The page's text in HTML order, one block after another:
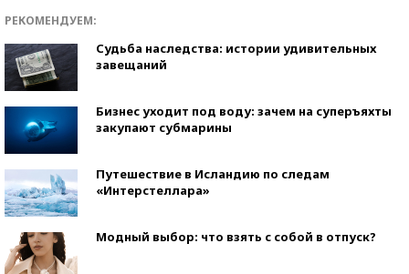
РЕКОМЕНДУЕМ:
Судьба наследства: истории удивительных
завещаний
Бизнес уходит под воду: зачем на суперъяхты
закупают субмарины
Путешествие в Исландию по следам
«Интерстеллара»
Модный выбор: что взять с собой в отпуск?